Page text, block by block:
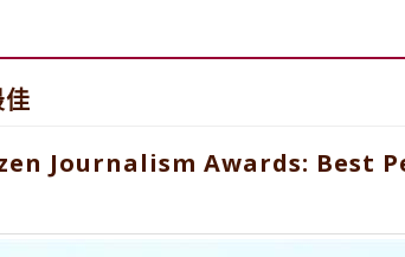
Journalism Awards: Best